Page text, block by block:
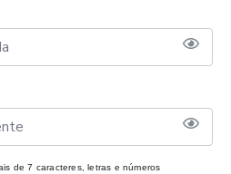
de 7 caracteres, letras e números